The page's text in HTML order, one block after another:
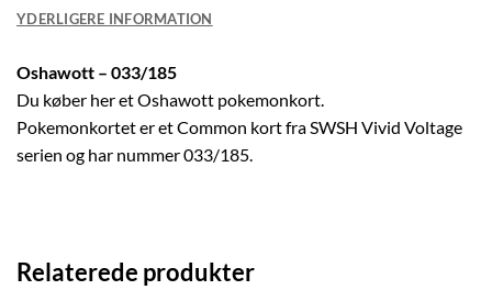
YDERLIGERE INFORMATION
Oshawott – 033/185
Du køber her et Oshawott pokemonkort.
Pokemonkortet er et Common kort fra SWSH Vivid Voltage
serien og har nummer 033/185.
Relaterede produkter